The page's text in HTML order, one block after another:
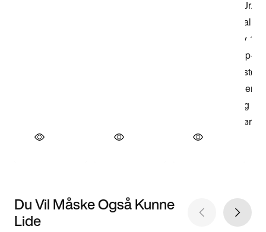
Du Vil Måske Også Kunne
Lide